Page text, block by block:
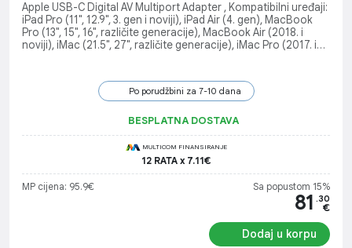
Apple USB-C Digital AV Multiport Adapter , Kompatibilni uređaji:
iPad Pro (11", 12.9", 3. gen i noviji), iPad Air (4. gen), MacBook
Pro (13", 15", 16", različite generacije), MacBook Air (2018. i
noviji), iMac (21.5", 27", različite generacije), iMac Pro (2017. i
Po porudžbini za 7-10 dana
BESPLATNA DOSTAVA
MULTICOM FINANSIRANJE
12 RATA x 7.11€
MP cijena: 95.9€ Sa popustom 15%
81 .30
€
Dodaj u korpu